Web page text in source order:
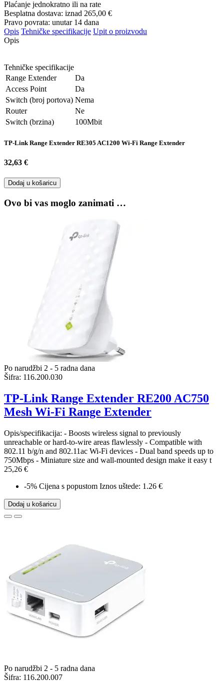
Plaćanje jednokratno ili na rate
Besplatna dostava: iznad 265,00 €
Pravo povrata: unutar 14 dana
Opis Tehničke specifikacije Upit o proizvodu
Opis
Tehničke specifikacije
Range Extender
Da
Access Point
Da
Switch (broj portova) Nema
Router
Ne
Switch (brzina)
100Mbit
TP-Link Range Extender RE305 AC1200 Wi-Fi Range Extender
32,63 €
Dodaj u košaricu
Ovo bi vas moglo zanimati …
Po narudžbi 2 - 5 radna dana
Šifra: 116.200.030
TP-Link Range Extender RE200 AC750
Mesh Wi-Fi Range Extender
Opis/specifikacija: - Boosts wireless signal to previously
unreachable or hard-to-wire areas flawlessly - Compatible with
802.11 b/g/n and 802.11ac Wi-Fi devices - Dual band speeds up to
750Mbps - Miniature size and wall-mounted design make it easy t
25,26 €
-5% Cijena s popustom Iznos uštede: 1.26 €
Dodaj u košaricu
Po narudžbi 2 - 5 radna dana
Šifra: 116.200.007